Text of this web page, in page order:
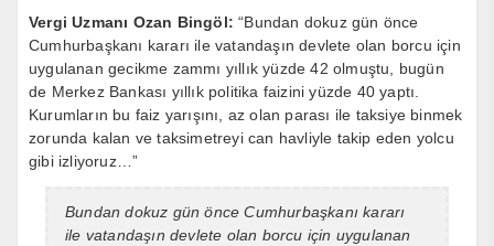
Vergi Uzmanı Ozan Bingöl:“Bundan dokuz gün önce
Cumhurbaşkanı kararı ile vatandaşın devlete olan borcu için
uygulanan gecikme zammı yıllık yüzde 42 olmuştu, bugün
de Merkez Bankası yıllık politika faizini yüzde 40 yaptı.
Kurumların bu faiz yarışını, az olan parası ile taksiye binmek
zorunda kalan ve taksimetreyi can havliyle takip eden yolcu
gibi izliyoruz…”
Bundan dokuz gün önce Cumhurbaşkanı kararı
ile vatandaşın devlete olan borcu için uygulanan